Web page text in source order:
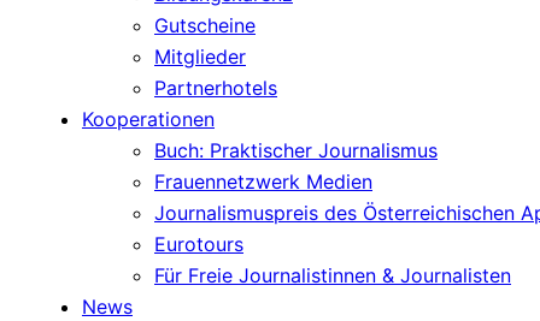
Gutscheine
Mitglieder
Partnerhotels
Kooperationen
Buch: Praktischer Journalismus
Frauennetzwerk Medien
Journalismuspreis des Österreichischen
Eurotours
Für Freie Journalistinnen & Journalisten
News